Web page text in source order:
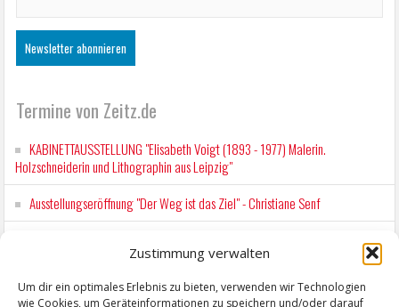
Zustimmung verwalten
Um dir ein optimales Erlebnis zu bieten, verwenden wir Technologien
wie Cookies, um Geräteinformationen zu speichern und/oder darauf
Termine von Zeitz.de
KABINETTAUSSTELLUNG "Elisabeth Voigt (1893 - 1977) Malerin.
Holzschneiderin und Lithographin aus Leipzig"
Ausstellungseröffnung "Der Weg ist das Ziel" - Christiane Senf